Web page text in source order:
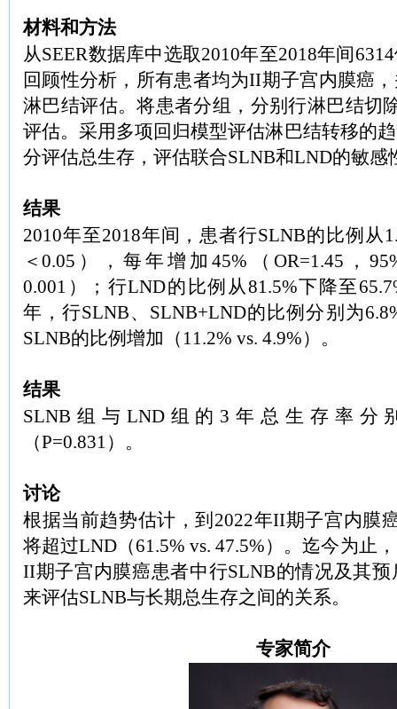
材料和方法
从SEER数据库中选取2010年至2018年间
回顾性分析，所有患者均为II期子宫内膜癌
淋巴结评估。将患者分组，分别行淋巴结切
评估。采用多项回归模型评估淋巴结转移的
分评估总生存，评估联合SLNB和LND的敏感
结果
2010年至2018年间，患者行SLNB的比例从
＜0.05），每年增加45%（OR=1.45，
0.001）；行LND的比例从81.5%下降至
年，行SLNB、SLNB+LND的比例分别为
SLNB的比例增加（11.2% vs. 4.9%）。
结果
SLNB组与LND组的3年总生存率分
（P=0.831）。
讨论
根据当前趋势估计，到2022年II期子宫内膜
将超过LND（61.5% vs. 47.5%）。迄今为止
II期子宫内膜癌患者中行SLNB的情况及其
来评估SLNB与长期总生存之间的关系。
专家简介